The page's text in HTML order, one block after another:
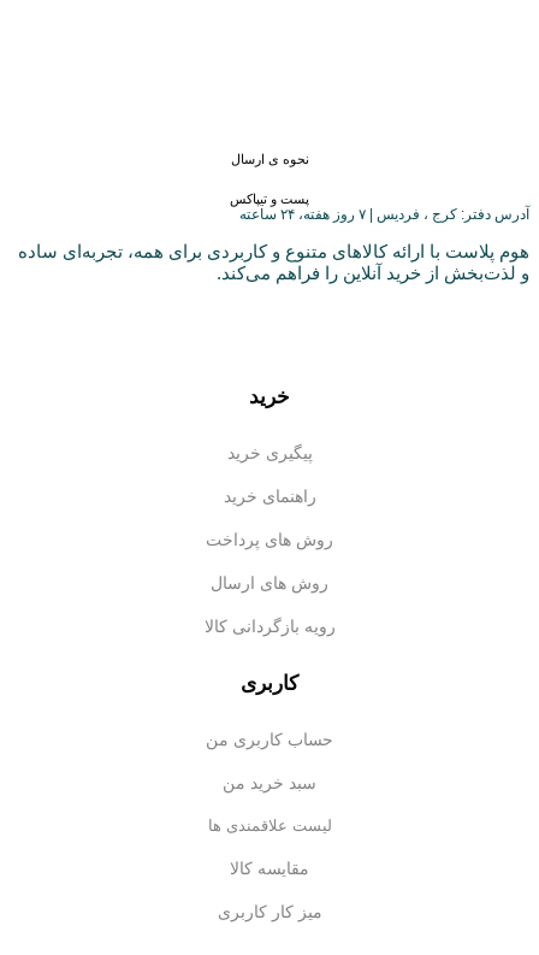
نحوه ی ارسال
پست و تیپاکس
آدرس دفتر: کرج ، فردیس | ۷ روز هفته، ۲۴ ساعته
هوم پلاست با ارائه کالاهای متنوع و کاربردی برای همه، تجربه‌ای ساده
و لذت‌بخش از خرید آنلاین را فراهم می‌کند.
خرید
پیگیری خرید
راهنمای خرید
روش های پرداخت
روش های ارسال
رویه بازگردانی کالا
کاربری
حساب کاربری من
سبد خرید من
لیست علاقمندی ها
مقایسه کالا
میز کار کاربری